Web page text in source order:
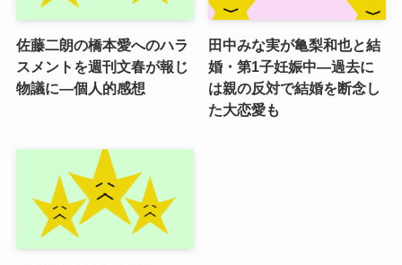
佐藤二朗の橋本愛へのハラ
スメントを週刊文春が報じ
物議に―個人的感想
田中みな実が亀梨和也と結
婚・第1子妊娠中―過去に
は親の反対で結婚を断念し
た大恋愛も